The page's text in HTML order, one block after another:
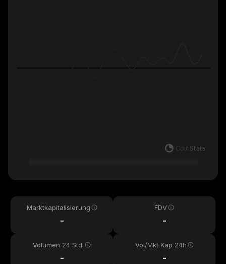
Marktkapitalisierung
-
FDV
-
Volumen 24 Std.
-
Vol/Mkt Kap 24h
-